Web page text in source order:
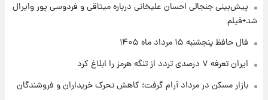
ارزش سهام عدالت برای امروز چهارشنبه ۱۴ مرداد
پیش‌بینی جنجالی احسان علیخانی درباره میثاقی و فردوسی پور وایرال
شد+فیلم
فال حافظ پنجشنبه ۱۵ مرداد ماه ۱۴۰۵
ایران تعرفه ۷ درصدی تردد از تنگه هرمز را ابلاغ کرد
بازار مسکن در مرداد آرام گرفت؛ کاهش تحرک خریداران و فروشندگان